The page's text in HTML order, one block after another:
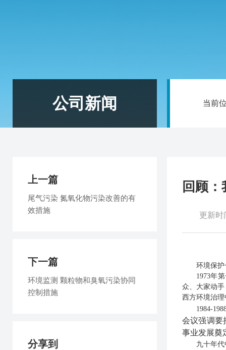
公司新闻 当前
回顾
更新时
环境保
1973年
众、大家动
西方环境治
1984-
会议强调要
事业发展奠
九十年
上一篇
尾气污染 氮氧化物污染改善的有
效措施
下一篇
环境监测 颗粒物和臭氧污染协同
控制措施
分享到